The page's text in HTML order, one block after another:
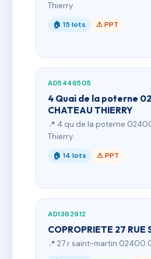
Thierry
🏠 15 lots ⚠ PPT
AD5446505
4 Quai de la poterne
CHATEAU THIERRY
📍 4 qu de la poterne
Thierry
🏠 14 lots ⚠ PPT
AD1362912
COPROPRIETE 27 RUE
📍 27 r saint-martin 02400